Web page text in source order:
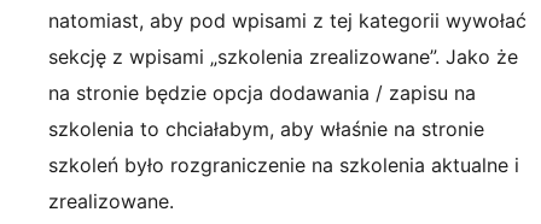
natomiast, aby pod wpisami z tej kategorii wywołać
sekcję z wpisami „szkolenia zrealizowane”. Jako że
na stronie będzie opcja dodawania / zapisu na
szkolenia to chciałabym, aby właśnie na stronie
szkoleń było rozgraniczenie na szkolenia aktualne i
zrealizowane.